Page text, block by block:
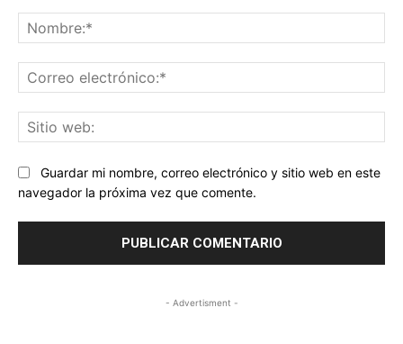
Guardar mi nombre, correo electrónico y sitio web en este
navegador la próxima vez que comente.
- Advertisment -